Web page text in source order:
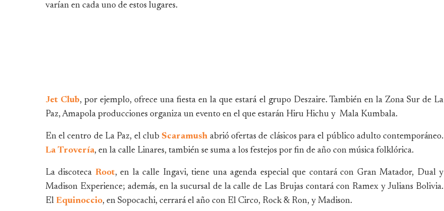
varían en cada uno de estos lugares.
Jet Club, por ejemplo, ofrece una fiesta en la que estará el grupo Deszaire. También en la Zona Sur de La
Paz, Amapola producciones organiza un evento en el que estarán Hiru Hichu y Mala Kumbala.
En el centro de La Paz, el club Scaramush abrió ofertas de clásicos para el público adulto contemporáneo.
La Trovería, en la calle Linares, también se suma a los festejos por fin de año con música folklórica.
La discoteca Root, en la calle Ingavi, tiene una agenda especial que contará con Gran Matador, Dual y
Madison Experience; además, en la sucursal de la calle de Las Brujas contará con Ramex y Julians Bolivia.
El Equinoccio, en Sopocachi, cerrará el año con El Circo, Rock & Ron, y Madison.